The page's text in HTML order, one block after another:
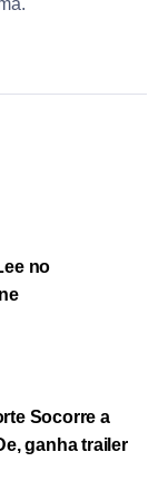
no
Socorre a
ganha trailer